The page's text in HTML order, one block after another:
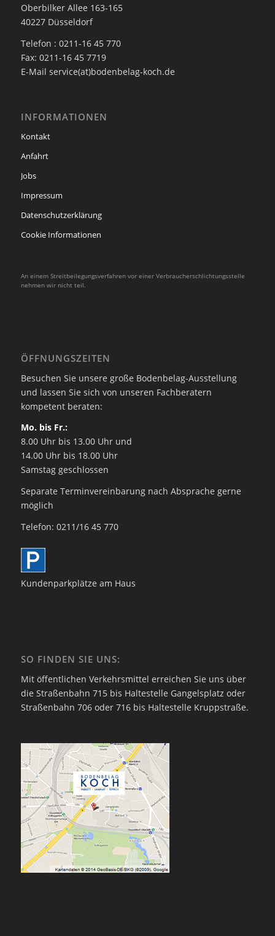
Oberbilker Allee 163-165
40227 Düsseldorf
Telefon : 0211-16 45 770
Fax: 0211-16 45 7719
E-Mail service(at)bodenbelag-koch.de
INFORMATIONEN
Kontakt
Anfahrt
Jobs
Impressum
Datenschutzerklärung
Cookie Informationen
An einem Streitbeilegungsverfahren vor einer Verbraucherschlichtungsstelle
nehmen wir nicht teil.
ÖFFNUNGSZEITEN
Besuchen Sie unsere große Bodenbelag-Ausstellung
und lassen Sie sich von unseren Fachberatern
kompetent beraten:
Mo. bis Fr.:
8.00 Uhr bis 13.00 Uhr und
14.00 Uhr bis 18.00 Uhr
Samstag geschlossen
Separate Terminvereinbarung nach Absprache gerne
möglich
Telefon: 0211/16 45 770
Kundenparkplätze am Haus
SO FINDEN SIE UNS:
Mit öffentlichen Verkehrsmittel erreichen Sie uns über
die Straßenbahn 715 bis Haltestelle Gangelsplatz oder
Straßenbahn 706 oder 716 bis Haltestelle Kruppstraße.